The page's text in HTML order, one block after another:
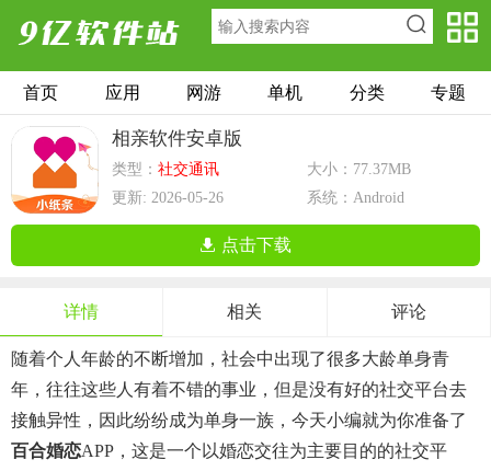
首页 应用 网游 单机 分类 专题
相亲软件安卓版
类型： 社交通讯
大小：77.37MB
更新: 2026-05-26
系统：Android
点击下载
详情 相关 评论
随着个人年龄的不断增加，社会中出现了很多大龄单身青
年，往往这些人有着不错的事业，但是没有好的社交平台去
接触异性，因此纷纷成为单身一族，今天小编就为你准备了
百合婚恋APP，这是一个以婚恋交往为主要目的的社交平